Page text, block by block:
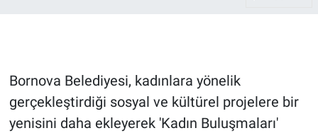
Bornova Belediyesi, kadınlara yönelik
gerçekleştirdiği sosyal ve kültürel projelere bir
yenisini daha ekleyerek 'Kadın Buluşmaları'